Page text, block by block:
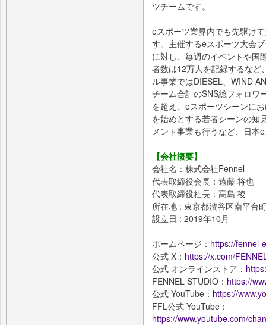
ツチームです。
eスポーツ業界内でも先駆け
す。主催するeスポーツ大会
に対し、毎週のイベントや国
者数は12万人を記録するなど
ル事業ではDIESEL、WIND
チーム合計のSNS総フォロワ
を超え、eスポーツシーンに
を始めとする若者シーンの知
メント事業も行うなど、日
【会社概要】
会社名：株式会社Fennel
代表取締役会長：遠藤 将也
代表取締役社長：高島 稜
所在地 : 東京都渋谷区南平台
設立日 : 2019年10月
ホームページ： https://fennel-
公式 X： https://x.com/
公式 オンラインストア：
FENNEL STUDIO： https://
公式 YouTube： https://
FFL公式 YouTube：
https://www.youtube.com/